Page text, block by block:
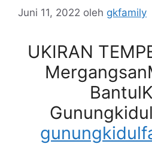
Juni 11, 2022 oleh gkfamily
UKIRAN